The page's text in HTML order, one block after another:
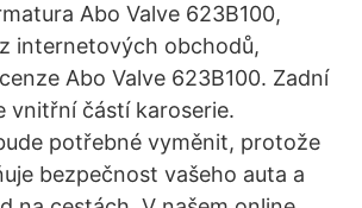
Abo Valve 623B100,
internetových obchodů,
Abo Valve 623B100. Zadní
vnitřní částí karoserie.
potřebné vyměnit, protože
bezpečnost vašeho auta a